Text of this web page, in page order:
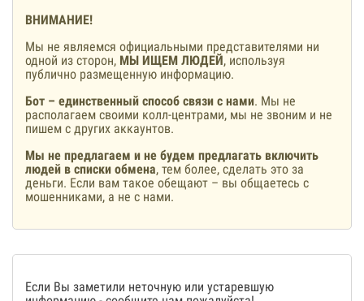
ВНИМАНИЕ!
Мы не являемся официальными представителями ни
одной из сторон, МЫ ИЩЕМ ЛЮДЕЙ, используя
публично размещенную информацию.
Бот – единственный способ связи с нами. Мы не
располагаем своими колл-центрами, мы не звоним и не
пишем с других аккаунтов.
Мы не предлагаем и не будем предлагать включить
людей в списки обмена, тем более, сделать это за
деньги. Если вам такое обещают – вы общаетесь с
мошенниками, а не с нами.
Если Вы заметили неточную или устаревшую